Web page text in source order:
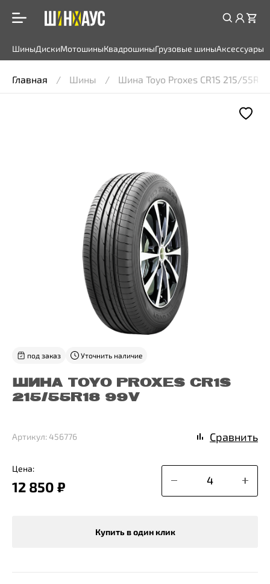
ШиныДискиМотошиныКвадрошиныГрузовые шиныАксессуары
Главная Шины Шина Toyo Proxes CR1S 215/
ШИНА TOYO PROXES CR1S
215/55R18 99V
под заказ Уточнить наличие
Цена:
12 850 ₽
Купить в один клик
Артикул: 456776 Сравнить